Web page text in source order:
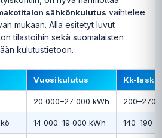
sähkönkulutus vaihtelee
mukaan. Alla esitetyt luvut
tilastoihin sekä suomalaisten
kulutustietoon.
Vuosikulutus Kk-lasku
20 000–27 000 kWh 200–270
14 000–19 000 kWh 140–190 €